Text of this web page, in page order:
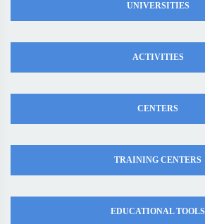
UNIVERSITIES
ACTIVITIES
CENTERS
TRAINING CENTERS
EDUCATIONAL TOOLS